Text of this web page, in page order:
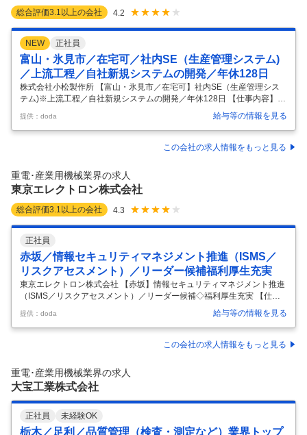
総合評価3.1 以上の会社 4.2
NEW 正社員
富山・氷見市／在宅可／社内SE（生産管理システム)
／上流工程／自社新規システムの開発／年休128日
株式会社小松製作所 【富山・氷見市／在宅可】社内SE（生産管理シス
テム)※上流工程／自社新規システムの開発／年休128日 【仕事内容】
【富山・氷見市／在宅可】社内SE（生産管理システム)※上流工程／自社
新規システムの開発／年休128日 【具体的な仕事内容】 【プロジェクト
マネージャー候補要件定義・企画立案がメイン／働きやすい環境◎】 ■
職務概要： 国内トップクラスの生産システムの新規開発・変更対応に携
システムの設計から導入、定着までの一連の工程をリードし、他工場と
の調整を行います。将来的にリーダーやマネージャーとしてキャリアア
ッ…
提供：doda 給与等の情報を見る
この会社の求人情報をもっと見る
重電･産業用機械業界の求人
東京エレクトロン株式会社
総合評価3.1 以上の会社 4.3
正社員
赤坂／情報セキュリティマネジメント推進（ISMS／
リスクアセスメント）／リーダー候補福利厚生充実
東京エレクトロン株式会社 【赤坂】情報セキュリティマネジメント推進
（ISMS／リスクアセスメント）／リーダー候補◇福利厚生充実 【仕事
内容】 【赤坂】情報セキュリティマネジメント推進（ISMS／リスクア
セスメント）／リーダー候補◇福利厚生充実 【具体的な仕事内容】 ■業
務内容： グループ内情報セキュリティマネジメントの構築、各種アセス
メントを通したセキュリティ推進をお任せいたします。 ■業務詳細： IS
ントの実施 ・並びに情報資産の棚卸と評価 取引先／システム／外部サー
ビス／クラウドに対するセキュリティアセスメント ・
提供：doda 給与等の情報を見る
この会社の求人情報をもっと見る
重電･産業用機械業界の求人
大宝工業株式会社
正社員 未経験OK
栃木／足利／品質管理（検査・測定など）業界トップ